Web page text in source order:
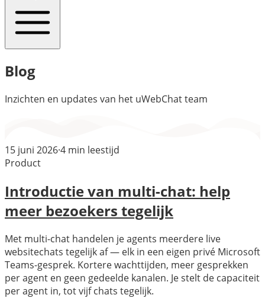
Blog
Inzichten en updates van het uWebChat team
15 juni 2026·4 min leestijd
Product
Introductie van multi-chat: help
meer bezoekers tegelijk
Met multi-chat handelen je agents meerdere live
websitechats tegelijk af — elk in een eigen privé Microsoft
Teams-gesprek. Kortere wachttijden, meer gesprekken
per agent en geen gedeelde kanalen. Je stelt de capaciteit
per agent in, tot vijf chats tegelijk.